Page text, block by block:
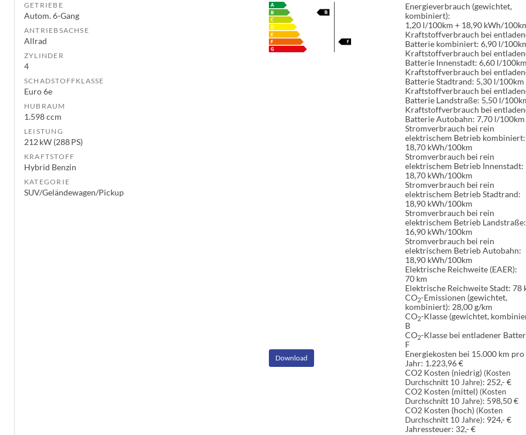
GETRIEBE
Autom. 6-Gang
ANTRIEBSACHSE
Allrad
ZYLINDER
4
SCHADSTOFFKLASSE
Euro 6e
HUBRAUM
1.598 ccm
LEISTUNG
212 kW (288 PS)
KRAFTSTOFF
Hybrid Benzin
KATEGORIE
SUV/Geländewagen/Pickup
Energieverbrauch (gewichtet,
kombiniert):
1,20 l/100km + 18,90 kWh/
Kraftstoffverbrauch bei
Batterie kombiniert: 6,90 l/
Kraftstoffverbrauch bei
Batterie Innenstadt: 6,60 l/100km
Kraftstoffverbrauch bei
Batterie Stadtrand: 5,30 l/100km
Kraftstoffverbrauch bei
Batterie Landstraße: 5,50 l/
Kraftstoffverbrauch bei
Batterie Autobahn: 7,70 l/100km
Stromverbrauch bei rein
elektrischem Betrieb kombiniert:
18,70 kWh/100km
Stromverbrauch bei rein
elektrischem Betrieb Innenstadt:
18,70 kWh/100km
Stromverbrauch bei rein
elektrischem Betrieb Stadtrand:
18,90 kWh/100km
Stromverbrauch bei rein
elektrischem Betrieb Landstraße:
16,90 kWh/100km
Stromverbrauch bei rein
elektrischem Betrieb Autobahn:
18,90 kWh/100km
Elektrische Reichweite (EAER):
70 km
Elektrische Reichweite Stadt: 78
CO2-Emissionen (gewichtet,
kombiniert): 28,00 g/km
CO2-Klasse (gewichtet,
B
CO2-Klasse bei entladener
F
Download
Energiekosten bei 15.000 km pro
Jahr: 1.223,96 €
CO2 Kosten (niedrig) (Kosten
Durchschnitt 10 Jahre): 252,- €
CO2 Kosten (mittel) (Kosten
Durchschnitt 10 Jahre): 598,50 €
CO2 Kosten (hoch) (Kosten
Durchschnitt 10 Jahre): 924,- €
Jahressteuer: 32,- €